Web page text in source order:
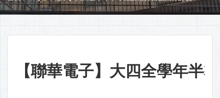
【聯華電子】大四全學年半